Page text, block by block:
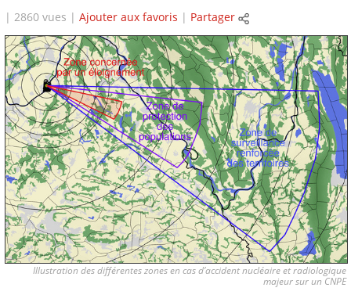
| 2860 vues | Ajouter aux favoris | Partager
Illustration des différentes zones en cas d’accident nucléaire et radiologique
majeur sur un CNPE